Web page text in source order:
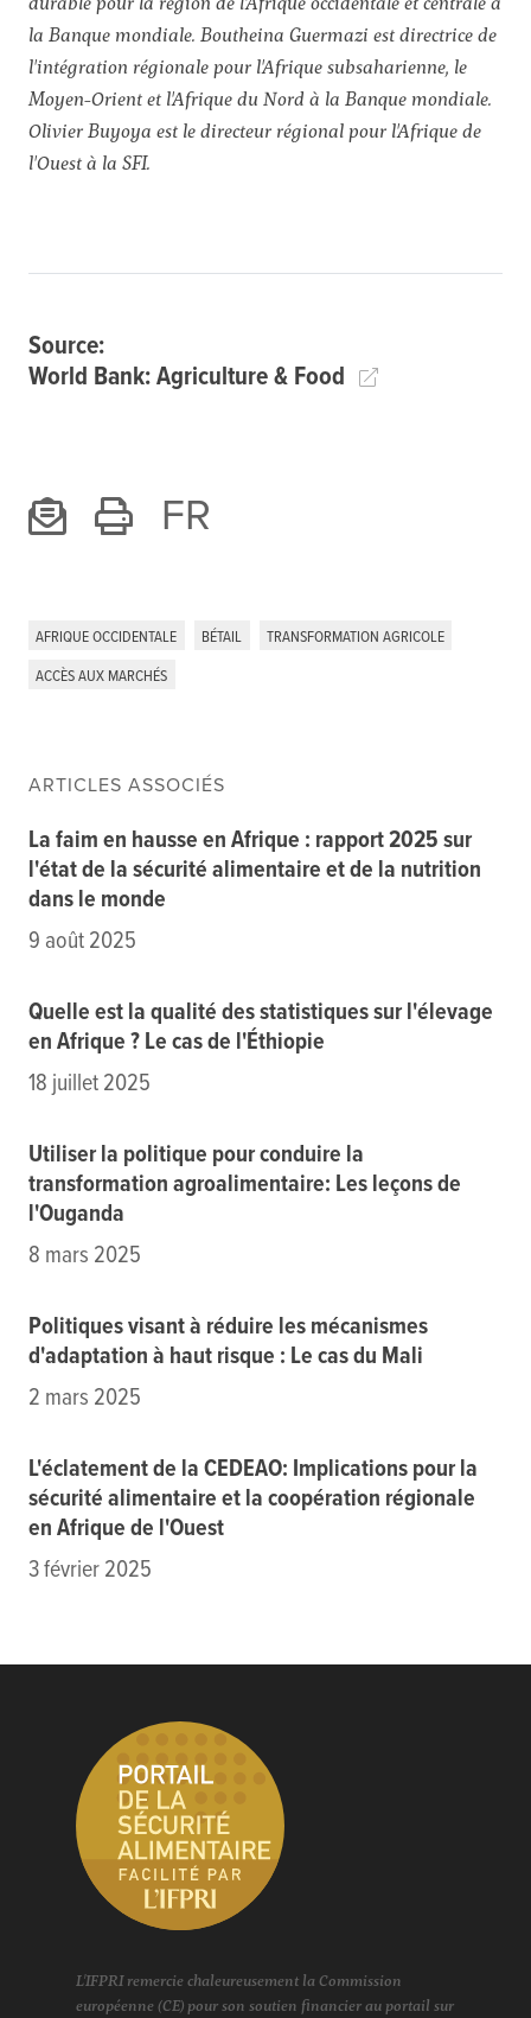
FR
AFRIQUE OCCIDENTALE BÉTAIL
TRANSFORMATION AGRICOLE
ACCÈS AUX MARCHÉS
ARTICLES ASSOCIÉS
La faim en hausse en Afrique : rapport 2025 sur
l'état de la sécurité alimentaire et de la nutrition
dans le monde
9 août 2025
Quelle est la qualité des statistiques sur l'élevage
en Afrique ? Le cas de l'Éthiopie
18 juillet 2025
Utiliser la politique pour conduire la
transformation agroalimentaire: Les leçons de
l'Ouganda
8 mars 2025
Politiques visant à réduire les mécanismes
d'adaptation à haut risque : Le cas du Mali
2 mars 2025
L'éclatement de la CEDEAO: Implications pour la
sécurité alimentaire et la coopération régionale
en Afrique de l'Ouest
3 février 2025
la Banque mondiale. Boutheina Guermazi est directrice de
l'intégration régionale pour l'Afrique subsaharienne, le
Moyen-Orient et l'Afrique du Nord à la Banque mondiale.
Olivier Buyoya est le directeur régional pour l'Afrique de
l'Ouest à la SFI.
Source:
World Bank: Agriculture & Food
L'IFPRI remercie chaleureusement la Commission
européenne (CE) pour son soutien financier au portail sur